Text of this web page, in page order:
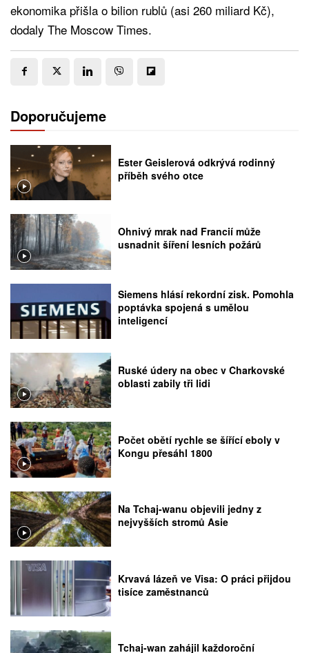
ekonomika přišla o bilion rublů (asi 260 miliard Kč),
dodaly The Moscow Times.
Doporučujeme
Ester Geislerová odkrývá rodinný
příběh svého otce
Ohnivý mrak nad Francií může
usnadnit šíření lesních požárů
Siemens hlásí rekordní zisk. Pomohla
poptávka spojená s umělou
inteligencí
Ruské údery na obec v Charkovské
oblasti zabily tři lidi
Počet obětí rychle se šířící eboly v
Kongu přesáhl 1800
Na Tchaj-wanu objevili jedny z
nejvyšších stromů Asie
Krvavá lázeň ve Visa: O práci přijdou
tisíce zaměstnanců
Tchaj-wan zahájil každoroční